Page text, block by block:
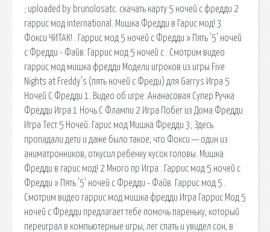
; uploaded by brunolosatc. скачать карту 5 ночей с фредди 2
гаррис мод international. Мишка Фредди в Гарис мод! 3
Фокси ЧИТАК! . Гаррис мод 5 ночей с Фредди » Пять '5' ночей
с Фредди - Файв. Гаррис мод 5 ночей с . Смотрим видео
гаррис мод мишка фредди Модели игроков из игры Five
Nights at Freddy's (пять ночей с Фреди) для Garrys Игра 5
Ночей С Фредди 1. Видео об игре: Ананасовая Супер Ручка
Фредди Игра 1 Ночь С Флампи 2 Игра Побег из Дома Фредди
Игра Тест 5 Ночей. Гарис мод Мишка Фредди 3; Здесь
пропадали дети и даже было такое, что Фокси — один из
аниматронников, откусил ребенку кусок головы. Мишка
Фредди в гарис мод! 2 Много пр Игра . Гаррис мод 5 ночей с
Фредди » Пять '5' ночей с Фредди - Файв. Гаррис мод 5 .
Смотрим видео гаррис мод мишка фредди Игра Гаррис Мод 5
ночей с Фредди предлагает тебе помочь пареньку, который
переиграл в компьютерные игры, лег спать и увидел сон, в